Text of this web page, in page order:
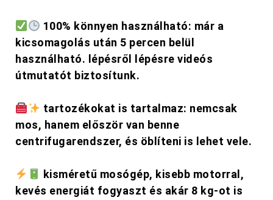
100% könnyen használható: már a
kicsomagolás után 5 percen belül
használható. lépésről lépésre videós
útmutatót biztosítunk.
tartozékokat is tartalmaz: nemcsak
mos, hanem először van benne
centrifugarendszer, és öblíteni is lehet vele.
kisméretű mosógép, kisebb motorral,
kevés energiát fogyaszt és akár 8 kg-ot is